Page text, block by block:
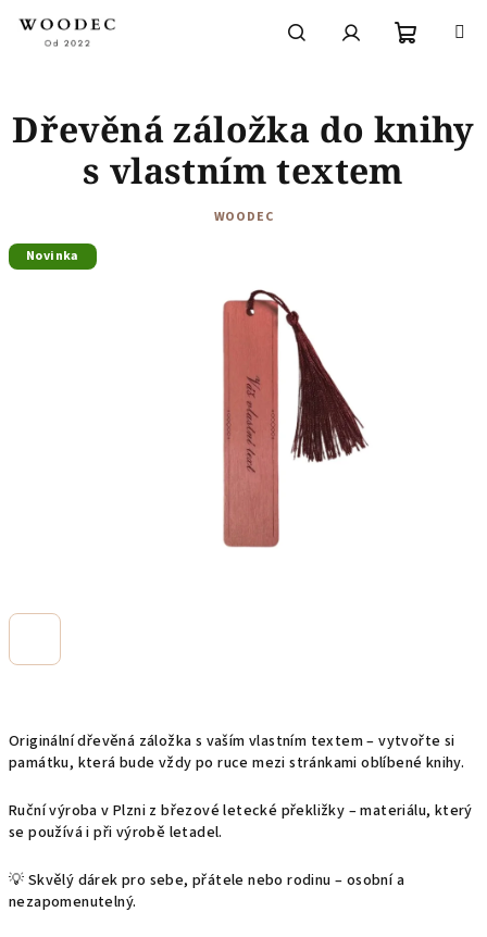
košík
Originální dřevěná záložka s vaším vlastním textem – vytvořte si
památku, která bude vždy po ruce mezi stránkami oblíbené knihy.
Ruční výroba v Plzni z březové letecké překližky – materiálu, který
se používá i při výrobě letadel.
💡 Skvělý dárek pro sebe, přátele nebo rodinu – osobní a
nezapomenutelný.
Dřevěná záložka do knihy
s vlastním textem
WOODEC
Novinka